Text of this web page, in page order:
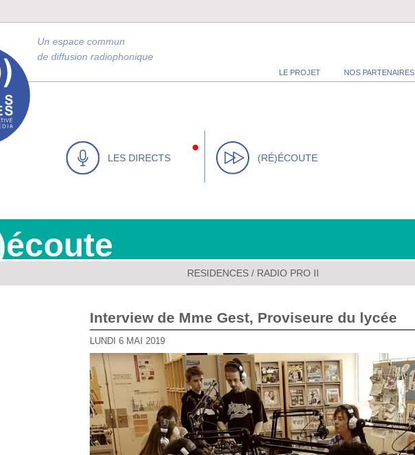
LE PROJET NOS PARTENAIRES
Un espace commun
de diffusion radiophonique
LES DIRECTS (RÉ)ÉCOUTE
RESIDENCES/ RADIO PRO II
Interview de Mme Gest, Proviseure du lycée
LUNDI 6 MAI 2019